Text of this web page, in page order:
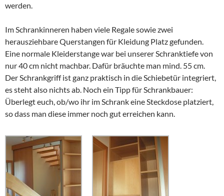
werden.
Im Schrankinneren haben viele Regale sowie zwei
herausziehbare Querstangen für Kleidung Platz gefunden.
Eine normale Kleiderstange war bei unserer Schranktiefe von
nur 40 cm nicht machbar. Dafür bräuchte man mind. 55 cm.
Der Schrankgriff ist ganz praktisch in die Schiebetür integriert,
es steht also nichts ab. Noch ein Tipp für Schrankbauer:
Überlegt euch, ob/wo ihr im Schrank eine Steckdose platziert,
so dass man diese immer noch gut erreichen kann.